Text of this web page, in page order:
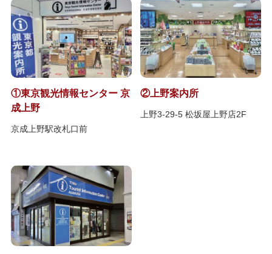
①東京観光情報センター 京
成上野
京成上野駅改札口前
②上野案内所
上野3-29-5 松坂屋上野店2F